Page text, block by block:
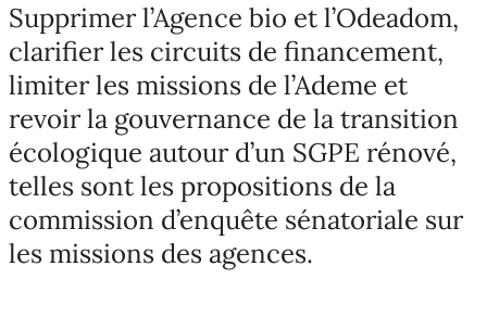
Supprimer l’Agence bio et l’Odeadom,
clarifier les circuits de financement,
limiter les missions de l’Ademe et
revoir la gouvernance de la transition
écologique autour d’un SGPE rénové,
telles sont les propositions de la
commission d’enquête sénatoriale sur
les missions des agences.